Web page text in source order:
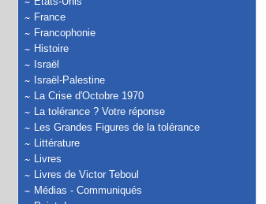
France
Francophonie
Histoire
Israël
Israël-Palestine
La Crise d'Octobre 1970
La tolérance ? Votre réponse
Les Grandes Figures de la tolérance
Littérature
Livres
Livres de Victor Teboul
Médias - Communiqués